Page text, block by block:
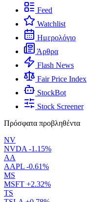
Feed
Watchlist
Ημερολόγιο
Άρθρα
Flash News
Fair Price Index
StockBot
Stock Screener
Πρόσφατα προβληθέντα
NV
NVDA -1.15%
AA
AAPL -0.61%
MS
MSFT +2.32%
TS